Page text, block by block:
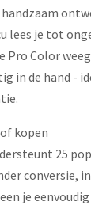
lees je tot
Pro Color
in de hand -
kopen
25
conversie,
je